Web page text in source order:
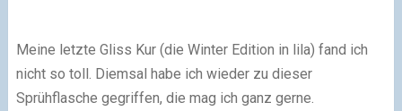
Meine letzte Gliss Kur (die Winter Edition in lila) fand ich
nicht so toll. Diemsal habe ich wieder zu dieser
Sprühflasche gegriffen, die mag ich ganz gerne.